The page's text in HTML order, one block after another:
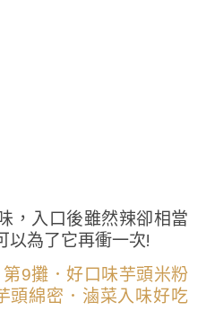
，入口後雖然辣卻相當
以為了它再衝一次!